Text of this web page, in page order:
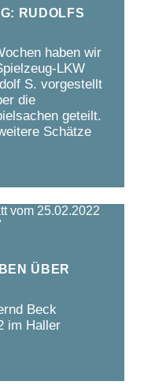
Rudolfs
haben wir
LKW
S. vorgestellt
die
geteilt.
Schätze
über
Beck
im Haller